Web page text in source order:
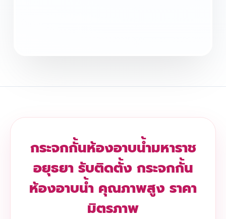
กระจกกั้นห้องอาบน้ำมหาราช
อยุธยา รับติดตั้ง กระจกกั้น
ห้องอาบน้ำ คุณภาพสูง ราคา
มิตรภาพ